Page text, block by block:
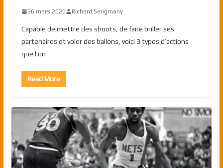
26 mars 2020 Richard Sengmany
Capable de mettre des shoots, de faire briller ses
partenaires et voler des ballons, voici 3 types d’actions
que l’on
Read More